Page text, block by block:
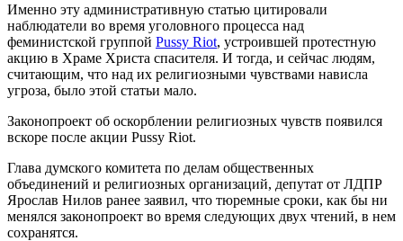
Именно эту административную статью цитировали
наблюдатели во время уголовного процесса над
феминистской группой Pussy Riot, устроившей протестную
акцию в Храме Христа спасителя. И тогда, и сейчас людям,
считающим, что над их религиозными чувствами нависла
угроза, было этой статьи мало.
Законопроект об оскорблении религиозных чувств появился
вскоре после акции Pussy Riot.
Глава думского комитета по делам общественных
объединений и религиозных организаций, депутат от ЛДПР
Ярослав Нилов ранее заявил, что тюремные сроки, как бы ни
менялся законопроект во время следующих двух чтений, в нем
сохранятся.